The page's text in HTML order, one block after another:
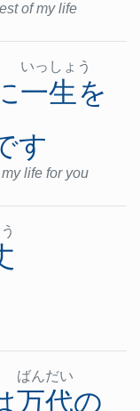
of my life
いっ しょ う
一生を
す
life for you
ばんだい
万代の